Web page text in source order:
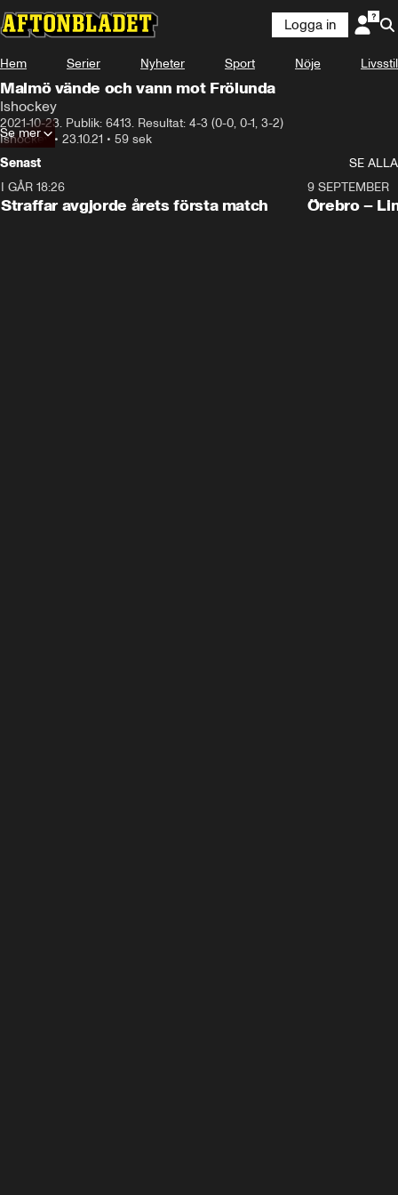
Logga in
Hem Serier Nyheter Sport Nöje Livsstil
Malmö vände och vann mot Frölunda
Ishockey
2021-10-23. Publik: 6413. Resultat: 4-3 (0-0, 0-1, 3-2)
Ishockey• 23.10.21 • 59 sek
Se mer
Senast
SE ALLA
I GÅR 18:26
Straffar avgjorde årets första match
Plus
9 SEPTEMBER
Örebro –